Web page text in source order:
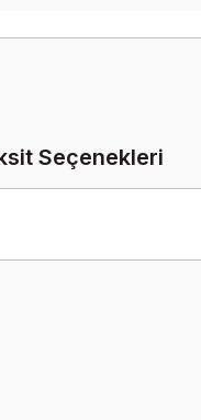
Seçenekleri